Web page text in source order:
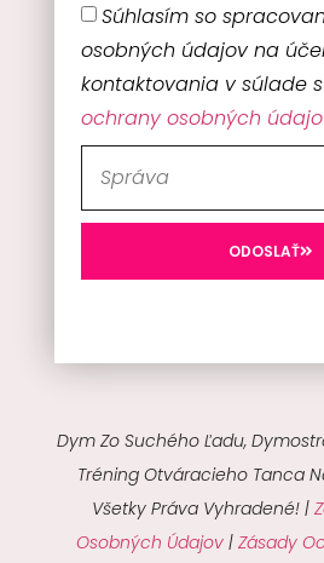
Súhlasím so
osobných údajov na
kontaktovania v súlade s
ochrany osobných
ODOSLAŤ
Dym Zo Suchého Ľadu,
Tréning Otváracieho Tanca
Všetky Práva Vyhradené! |
Osobných Údajov | Zásady